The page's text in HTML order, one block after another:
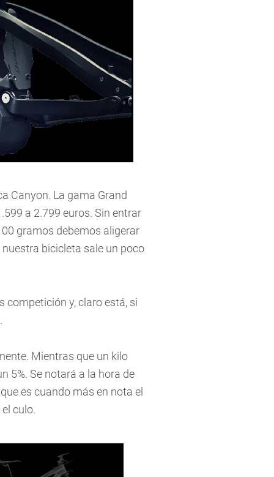
Canyon. La gama Grand
a 2.799 euros. Sin entrar
gramos debemos aligerar
bicicleta sale un poco
competición y, claro está, si
Mientras que un kilo
5%. Se notará a la hora de
es cuando más en nota el
culo.